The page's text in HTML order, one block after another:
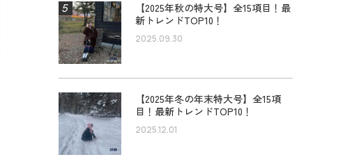
【2025年秋の特大号】全15項目！最
新トレンドTOP10！
2025.09.30
【2025年冬の年末特大号】全15項
目！最新トレンドTOP10！
2025.12.01